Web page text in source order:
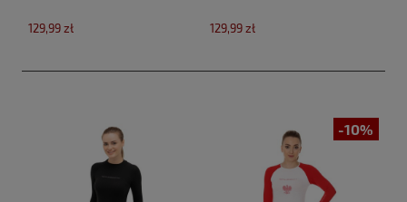
129,99 zł 129,99 zł
-10%